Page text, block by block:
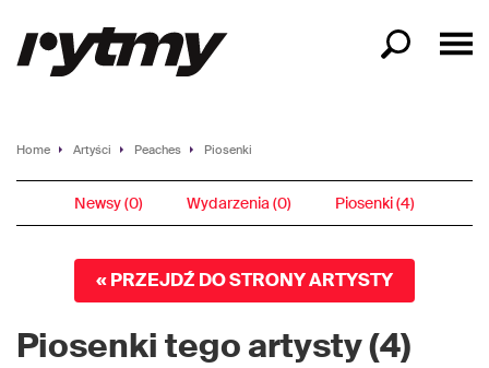
Home Artyści Peaches Piosenki
Newsy (0) Wydarzenia (0) Piosenki (4)
« PRZEJDŹ DO STRONY ARTYSTY
Piosenki tego artysty (4)